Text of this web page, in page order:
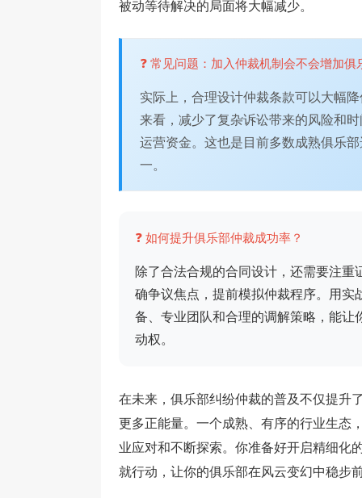
被动等待解决的局面将大幅减少。
❓ 常见问题：加入仲裁机制会不会增加
实际上，合理设计仲裁条款可以大幅
来看，减少了复杂诉讼带来的风险和
运营资金。这也是目前多数成熟俱乐
一。
❓ 如何提升俱乐部仲裁成功率？
除了合法合规的合同设计，还需要注重
确争议焦点，提前模拟仲裁程序。用实
备、专业团队和合理的调解策略，能让
动权。
在未来，俱乐部纠纷仲裁的普及不仅提升
更多正能量。一个成熟、有序的行业生态
业应对和不断探索。你准备好开启精细化
就行动，让你的俱乐部在风云变幻中稳步